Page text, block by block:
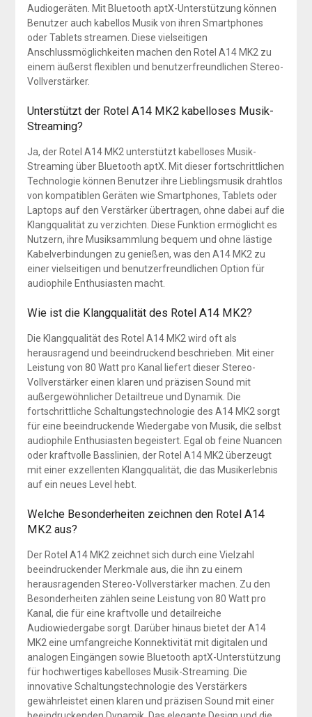
Audiogeräten. Mit Bluetooth aptX-Unterstützung können
Benutzer auch kabellos Musik von ihren Smartphones
oder Tablets streamen. Diese vielseitigen
Anschlussmöglichkeiten machen den Rotel A14 MK2 zu
einem äußerst flexiblen und benutzerfreundlichen Stereo-
Vollverstärker.
Unterstützt der Rotel A14 MK2 kabelloses Musik-
Streaming?
Ja, der Rotel A14 MK2 unterstützt kabelloses Musik-
Streaming über Bluetooth aptX. Mit dieser fortschrittlichen
Technologie können Benutzer ihre Lieblingsmusik drahtlos
von kompatiblen Geräten wie Smartphones, Tablets oder
Laptops auf den Verstärker übertragen, ohne dabei auf die
Klangqualität zu verzichten. Diese Funktion ermöglicht es
Nutzern, ihre Musiksammlung bequem und ohne lästige
Kabelverbindungen zu genießen, was den A14 MK2 zu
einer vielseitigen und benutzerfreundlichen Option für
audiophile Enthusiasten macht.
Wie ist die Klangqualität des Rotel A14 MK2?
Die Klangqualität des Rotel A14 MK2 wird oft als
herausragend und beeindruckend beschrieben. Mit einer
Leistung von 80 Watt pro Kanal liefert dieser Stereo-
Vollverstärker einen klaren und präzisen Sound mit
außergewöhnlicher Detailtreue und Dynamik. Die
fortschrittliche Schaltungstechnologie des A14 MK2 sorgt
für eine beeindruckende Wiedergabe von Musik, die selbst
audiophile Enthusiasten begeistert. Egal ob feine Nuancen
oder kraftvolle Basslinien, der Rotel A14 MK2 überzeugt
mit einer exzellenten Klangqualität, die das Musikerlebnis
auf ein neues Level hebt.
Welche Besonderheiten zeichnen den Rotel A14
MK2 aus?
Der Rotel A14 MK2 zeichnet sich durch eine Vielzahl
beeindruckender Merkmale aus, die ihn zu einem
herausragenden Stereo-Vollverstärker machen. Zu den
Besonderheiten zählen seine Leistung von 80 Watt pro
Kanal, die für eine kraftvolle und detailreiche
Audiowiedergabe sorgt. Darüber hinaus bietet der A14
MK2 eine umfangreiche Konnektivität mit digitalen und
analogen Eingängen sowie Bluetooth aptX-Unterstützung
für hochwertiges kabelloses Musik-Streaming. Die
innovative Schaltungstechnologie des Verstärkers
gewährleistet einen klaren und präzisen Sound mit einer